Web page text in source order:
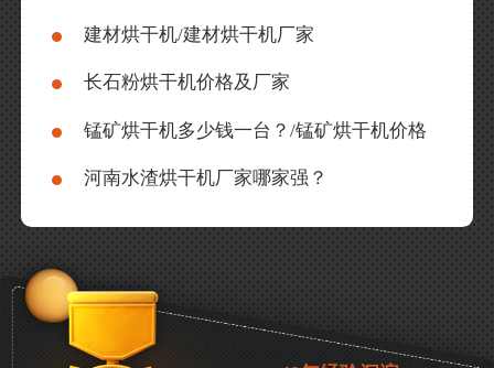
建材烘干机/建材烘干机厂家
长石粉烘干机价格及厂家
锰矿烘干机多少钱一台？/锰矿烘干机价格
河南水渣烘干机厂家哪家强？